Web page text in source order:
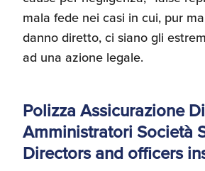
mala fede nei casi in cui, pur
danno diretto, ci siano gli
ad una azione legale.
Polizza Assicurazione
Amministratori Società
Directors and officers